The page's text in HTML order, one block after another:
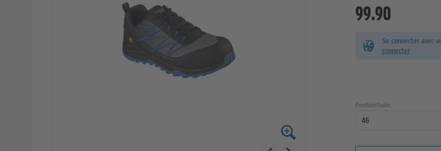
99.90
Se connecter avec
connecter
Pointure/taille: